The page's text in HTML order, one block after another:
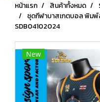
หน้าแรก สินค้าทั้งหมด
ชุดกีฬาบาสเกตบอล พิมพ์
SDB04102024
New